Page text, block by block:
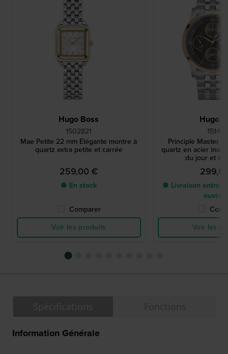
Hugo Boss
1502821
Mae Petite 22 mm Élégante montre à
quartz extra petite et carrée
259,00 €
● En stock
Comparer
Voir les produits
Hugo
Principle Master
quartz en acier
du jour et
● Livraison entre
Voir les
Information Générale